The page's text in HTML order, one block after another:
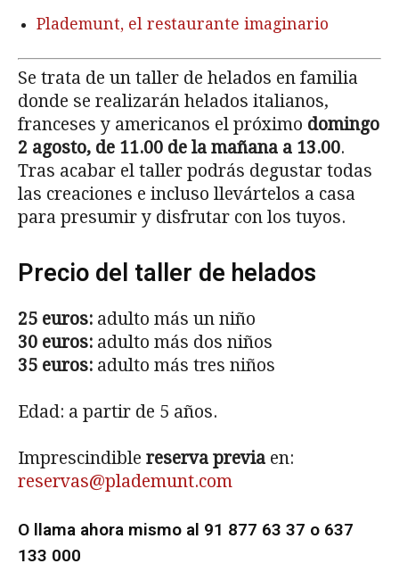
Plademunt, el restaurante imaginario
Se trata de un taller de helados en familia
donde se realizarán helados italianos,
franceses y americanos el próximo domingo
2 agosto, de 11.00 de la mañana a 13.00.
Tras acabar el taller podrás degustar todas
las creaciones e incluso llevártelos a casa
para presumir y disfrutar con los tuyos.
Precio del taller de helados
25 euros: adulto más un niño
30 euros: adulto más dos niños
35 euros: adulto más tres niños
Edad: a partir de 5 años.
Imprescindible reserva previa en:
reservas@plademunt.com
O llama ahora mismo al 91 877 63 37 o 637
133 000